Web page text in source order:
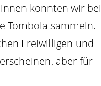
konnten wir bei
Tombola sammeln.
Freiwilligen und
aber für